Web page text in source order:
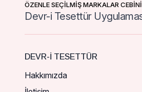
ÖZENLE SEÇİLMİŞ MARKALAR
Devr-i Tesettür
DEVR-I TESETTÜR
Hakkımızda